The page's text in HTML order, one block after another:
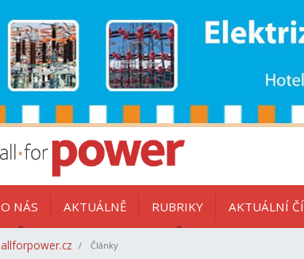
O NÁS AKTUÁLNĚ RUBRIKY AKTUÁLNÍ
allforpower.cz Články